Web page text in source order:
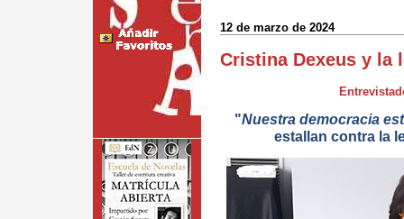
12 de marzo de 2024
Cristina Dexeus y la
"Nuestra democracia
estallan contra la